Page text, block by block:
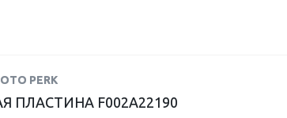
OTO PERK
F002A22190